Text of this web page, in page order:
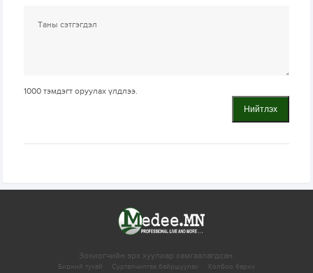
1000 тэмдэгт оруулах үлдлээ.
Нийтлэх
Зохиогчийн эрх хуулиар хамгаалагдсан.
Бидний тухай Сурталчилгаа байршуулах Холбоо барих